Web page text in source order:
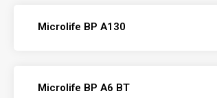
Microlife BP A130
Microlife BP A6 BT